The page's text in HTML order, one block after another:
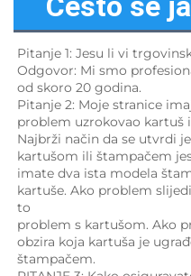
Pitanje 1: Jesu li vi
Odgovor: Mi smo
od skoro 20 godina.
Pitanje 2: Moje stranice
problem uzrokovao kartuš
Najbrži način da se utvrdi
kartušom ili štampačem
imate dva ista modela
kartuše. Ako problem
to
problem s kartušom. Ako
obzira koja kartuša je
štampačem.